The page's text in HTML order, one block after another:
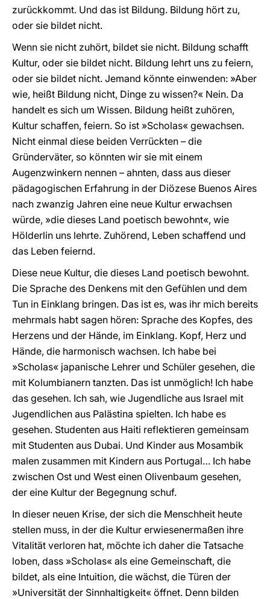
zurückkommt. Und das ist Bildung. Bildung hört zu,
oder sie bildet nicht.
Wenn sie nicht zuhört, bildet sie nicht. Bildung schafft
Kultur, oder sie bildet nicht. Bildung lehrt uns zu feiern,
oder sie bildet nicht. Jemand könnte einwenden: »Aber
wie, heißt Bildung nicht, Dinge zu wissen?« Nein. Da
handelt es sich um Wissen. Bildung heißt zuhören,
Kultur schaffen, feiern. So ist »Scholas« gewachsen.
Nicht einmal diese beiden Verrückten – die
Gründerväter, so könnten wir sie mit einem
Augenzwinkern nennen – ahnten, dass aus dieser
pädagogischen Erfahrung in der Diözese Buenos Aires
nach zwanzig Jahren eine neue Kultur erwachsen
würde, »die dieses Land poetisch bewohnt«, wie
Hölderlin uns lehrte. Zuhörend, Leben schaffend und
das Leben feiernd.
Diese neue Kultur, die dieses Land poetisch bewohnt.
Die Sprache des Denkens mit den Gefühlen und dem
Tun in Einklang bringen. Das ist es, was ihr mich bereits
mehrmals habt sagen hören: Sprache des Kopfes, des
Herzens und der Hände, im Einklang. Kopf, Herz und
Hände, die harmonisch wachsen. Ich habe bei
»Scholas« japanische Lehrer und Schüler gesehen, die
mit Kolumbianern tanzten. Das ist unmöglich! Ich habe
das gesehen. Ich sah, wie Jugendliche aus Israel mit
Jugendlichen aus Palästina spielten. Ich habe es
gesehen. Studenten aus Haiti reflektieren gemeinsam
mit Studenten aus Dubai. Und Kinder aus Mosambik
malen zusammen mit Kindern aus Portugal… Ich habe
zwischen Ost und West einen Olivenbaum gesehen,
der eine Kultur der Begegnung schuf.
In dieser neuen Krise, der sich die Menschheit heute
stellen muss, in der die Kultur erwiesenermaßen ihre
Vitalität verloren hat, möchte ich daher die Tatsache
loben, dass »Scholas« als eine Gemeinschaft, die
bildet, als eine Intuition, die wächst, die Türen der
»Universität der Sinnhaltigkeit« öffnet. Denn bilden